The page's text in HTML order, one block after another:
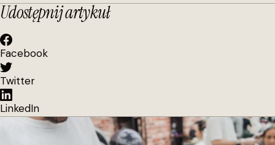
Udostępnij artykuł
Facebook
Twitter
LinkedIn